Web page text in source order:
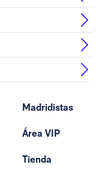
Madridistas
Área VIP
Tienda